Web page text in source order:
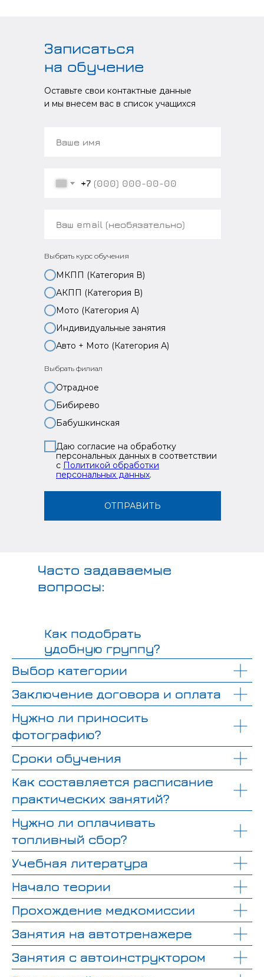
Оставьте свои контактные данные
и мы внесем вас в список учащихся
Записаться
на обучение
+7
Выбрать курс обучения
МКПП (Категория В)
АКПП (Категория В)
Мото (Категория А)
Индивидуальные занятия
Авто + Мото (Категория А)
Выбрать филиал
Отрадное
Бибирево
Бабушкинская
Даю согласие на обработку
персональных данных в соответствии
с Политикой обработки
персональных данных.
ОТПРАВИТЬ
Часто задаваемые
вопросы:
Как подобрать
удобную группу?
Выбор категории
Заключение договора и оплата
Нужно ли приносить
фотографию?
Сроки обучения
Как составляется расписание
практических занятий?
Нужно ли оплачивать
топливный сбор?
Учебная литература
Начало теории
Прохождение медкомиссии
Занятия на автотренажере
Занятия с автоинструктором